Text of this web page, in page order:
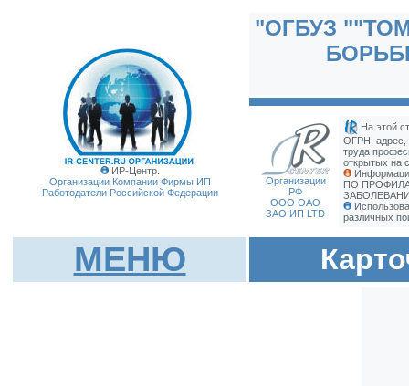
ИР-Центр.
Организации Компании Фирмы ИП
Работодатели Российской Федерации
"ОГБУЗ
Организации
РФ
ООО ОАО
ЗАО ИП LTD
На этой
ОГРН, адрес,
труда
открытых на
ПО
различных
МЕНЮ